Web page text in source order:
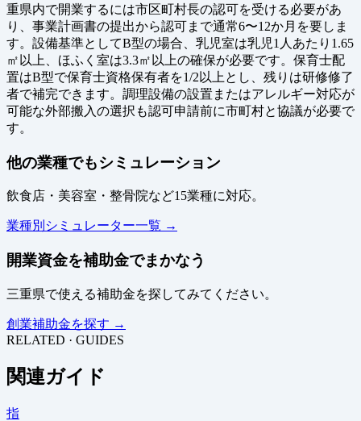
重県内で開業するには市区町村長の認可を受ける必要があ
り、事業計画書の提出から認可まで通常6〜12か月を要しま
す。設備基準としてB型の場合、乳児室は乳児1人あたり1.65
㎡以上、ほふく室は3.3㎡以上の確保が必要です。保育士配
置はB型で保育士資格保有者を1/2以上とし、残りは研修修了
者で補完できます。調理設備の設置またはアレルギー対応が
可能な外部搬入の選択も認可申請前に市町村と協議が必要で
す。
他の業種でもシミュレーション
飲食店・美容室・整骨院など15業種に対応。
業種別シミュレーター一覧 →
開業資金を補助金でまかなう
三重県で使える補助金を探してみてください。
創業補助金を探す →
RELATED · GUIDES
関連ガイド
指